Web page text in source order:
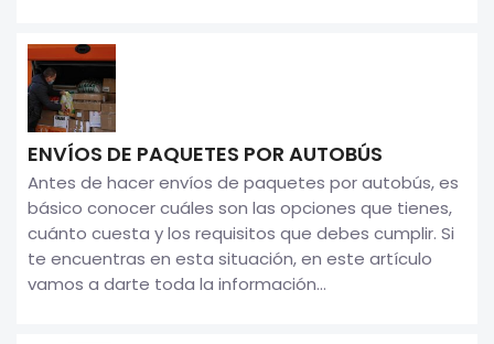
ENVÍOS DE PAQUETES POR AUTOBÚS
Antes de hacer envíos de paquetes por autobús, es
básico conocer cuáles son las opciones que tienes,
cuánto cuesta y los requisitos que debes cumplir. Si
te encuentras en esta situación, en este artículo
vamos a darte toda la información...